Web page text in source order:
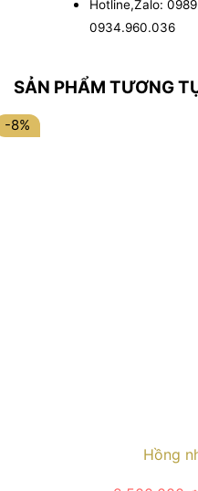
Hotline,Zalo:
0934.960.036
SẢN PHẨM TƯƠNG
-8%
Hồng